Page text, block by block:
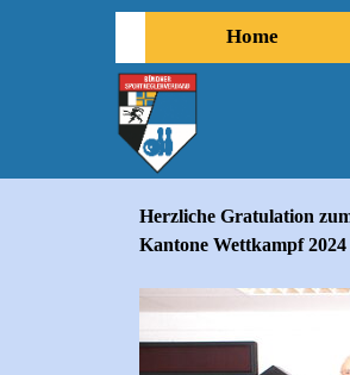
Direkt zum Seiteninhalt
Home
Herzliche Gratulation
Kantone Wettkampf 2024